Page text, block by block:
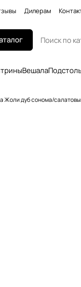
Дилерам
Вешала
Жоли дуб сонома/